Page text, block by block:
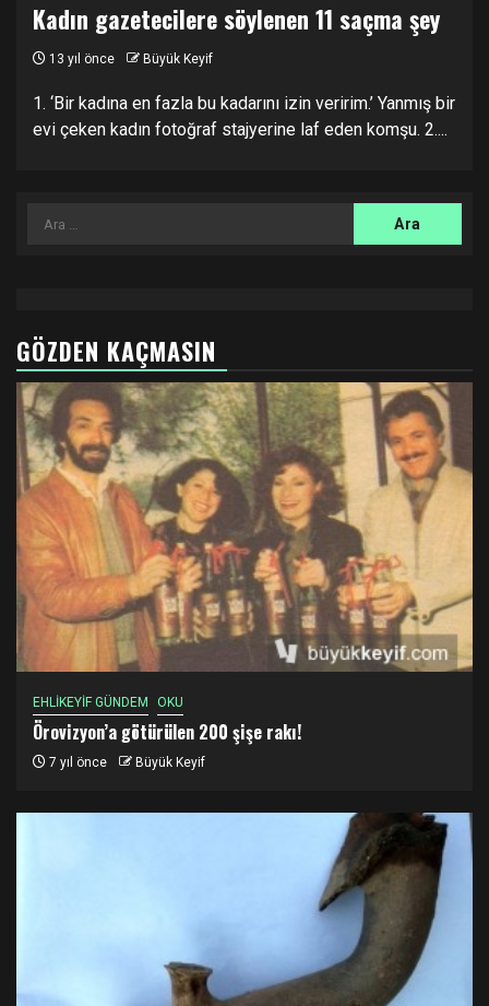
Kadın gazetecilere söylenen 11 saçma şey
13 yıl önce Büyük Keyif
1. ‘Bir kadına en fazla bu kadarını izin veririm.’ Yanmış bir
evi çeken kadın fotoğraf stajyerine laf eden komşu. 2....
Arama:
GÖZDEN KAÇMASIN
EHLİKEYİF GÜNDEM OKU
Örovizyon’a götürülen 200 şişe rakı!
7 yıl önce Büyük Keyif